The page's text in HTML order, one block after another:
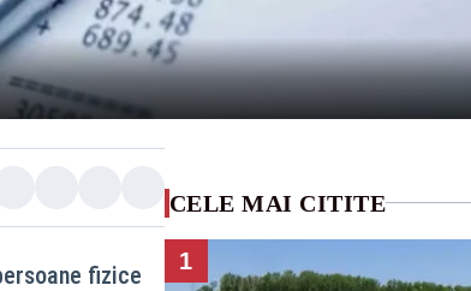
fizice
CELE MAI CITITE
1